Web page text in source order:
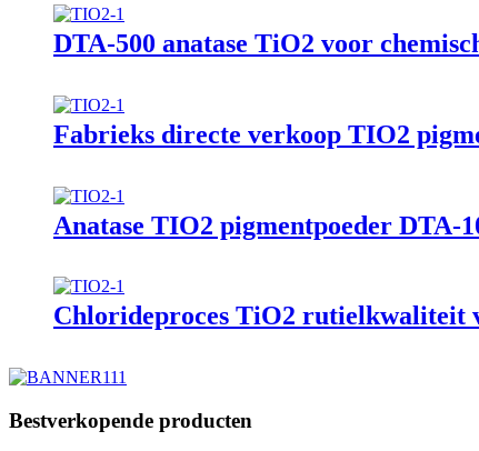
DTA-500 anatase TiO2 voor
Fabrieks directe verkoop TIO2
Anatase TIO2 pigmentpoeder DTA-
Chlorideproces TiO2 rutielkwaliteit
Bestverkopende producten